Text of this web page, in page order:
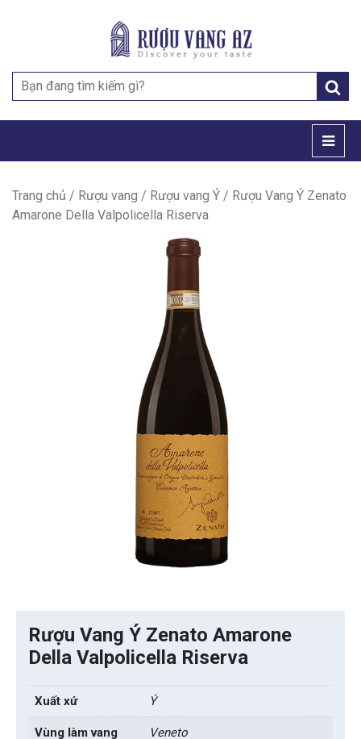
Search
for:
Trang chủ / Rượu vang / Rượu vang Ý / Rượu Vang Ý Zenato
Amarone Della Valpolicella Riserva
Rượu Vang Ý Zenato Amarone
Della Valpolicella Riserva
Xuất xứ Ý
Vùng làm vang Veneto